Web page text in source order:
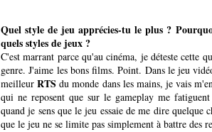
Quel style de jeu apprécies-tu le plus ?
quels styles de jeux ?
C'est marrant parce qu'au cinéma, je déteste cette
genre. J'aime les bons films. Point. Dans le jeu
meilleurRTS du monde dans les mains, je vais
qui ne reposent que sur le gameplay me
quand je sens que le jeu essaie de me dire
que le jeu ne se limite pas simplement à battre des